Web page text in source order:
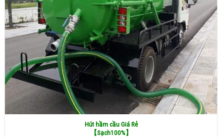
Hút hầm cầu Giá Rẻ
【Sạch100%】